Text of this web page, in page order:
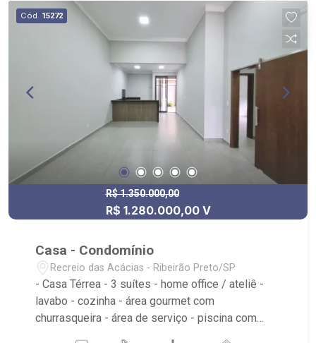
salão de festas; - Próximo a Rodovia Antônio
Machado Sant`Anna e diversos condomínios
Cód. 15272
R$ 1.350.000,00
R$ 1.280.000,00 V
Casa - Condomínio
Recreio das Acácias - Ribeirão Preto/SP
- Casa Térrea - 3 suítes - home office / ateliê -
lavabo - cozinha - área gourmet com
churrasqueira - área de serviço - piscina com